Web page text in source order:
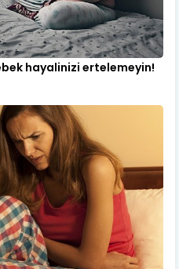
hayalinizi ertelemeyin!